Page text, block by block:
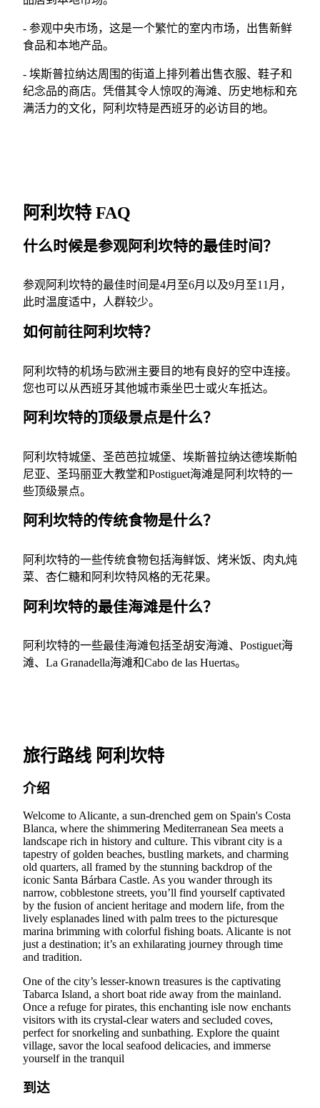
- 参观中央市场，这是一个繁忙的室内市场，出售新鲜
食品和本地产品。
- 埃斯普拉纳达周围的街道上排列着出售衣服、鞋子和
纪念品的商店。凭借其令人惊叹的海滩、历史地标和充
满活力的文化，阿利坎特是西班牙的必访目的地。
阿利坎特 FAQ
什么时候是参观阿利坎特的最佳时间？
参观阿利坎特的最佳时间是4月至6月以及9月至11月，
此时温度适中，人群较少。
如何前往阿利坎特？
阿利坎特的机场与欧洲主要目的地有良好的空中连接。
您也可以从西班牙其他城市乘坐巴士或火车抵达。
阿利坎特的顶级景点是什么？
阿利坎特城堡、圣芭芭拉城堡、埃斯普拉纳达德埃斯帕
尼亚、圣玛丽亚大教堂和Postiguet海滩是阿利坎特的一
些顶级景点。
阿利坎特的传统食物是什么？
阿利坎特的一些传统食物包括海鲜饭、烤米饭、肉丸炖
菜、杏仁糖和阿利坎特风格的无花果。
阿利坎特的最佳海滩是什么？
阿利坎特的一些最佳海滩包括圣胡安海滩、Postiguet海
滩、La Granadella海滩和Cabo de las Huertas。
旅行路线 阿利坎特
介绍
Welcome to Alicante, a sun-drenched gem on Spain's Costa
Blanca, where the shimmering Mediterranean Sea meets a
landscape rich in history and culture. This vibrant city is a
tapestry of golden beaches, bustling markets, and charming
old quarters, all framed by the stunning backdrop of the
iconic Santa Bárbara Castle. As you wander through its
narrow, cobblestone streets, you’ll find yourself captivated
by the fusion of ancient heritage and modern life, from the
lively esplanades lined with palm trees to the picturesque
marina brimming with colorful fishing boats. Alicante is not
just a destination; it’s an exhilarating journey through time
and tradition.
One of the city’s lesser-known treasures is the captivating
Tabarca Island, a short boat ride away from the mainland.
Once a refuge for pirates, this enchanting isle now enchants
visitors with its crystal-clear waters and secluded coves,
perfect for snorkeling and sunbathing. Explore the quaint
village, savor the local seafood delicacies, and immerse
yourself in the tranquil
到达